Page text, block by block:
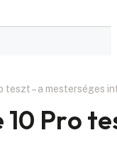
teszt – a mesterséges
Pro